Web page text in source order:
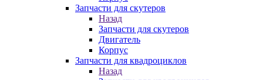
Запчасти для скутеров
Назад
Запчасти для скутеров
Двигатель
Корпус
Запчасти для квадроциклов
Назад